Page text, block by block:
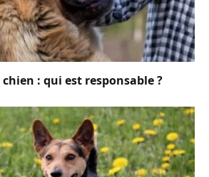
: qui est responsable ?